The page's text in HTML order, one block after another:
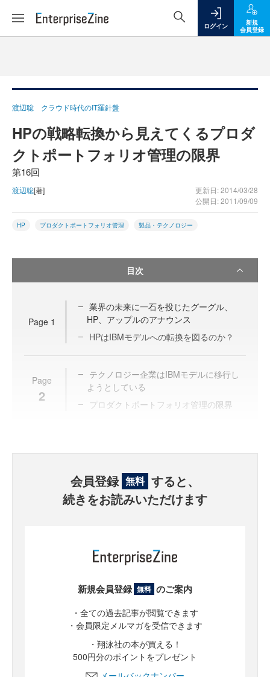
ログイン
新規
会員登録
渡辺聡 クラウド時代のIT羅針盤
HPの戦略転換から見えてくるプロダ
クトポートフォリオ管理の限界
第16回
渡辺聡[著]
更新日: 2014/03/28
公開日: 2011/09/09
HP プロダクトポートフォリオ管理 製品・テクノロジー
目次
Page 1
業界の未来に一石を投じたグーグル、
HP、アップルのアナウンス
HPはIBMモデルへの転換を図るのか？
Page
2
テクノロジー企業はIBMモデルに移行し
ようとしている
プロダクトポートフォリオ管理の限界
会員登録 無料 すると、
続きをお読みいただけます
新規会員登録 無料 のご案内
・全ての過去記事が閲覧できます
・会員限定メルマガを受信できます
・翔泳社の本が買える！
500円分のポイントをプレゼント